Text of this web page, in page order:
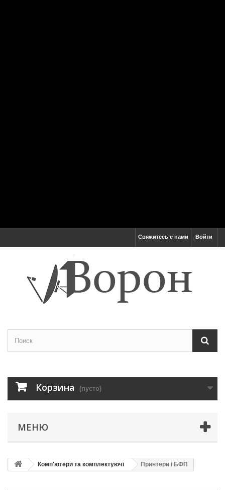
Войти
Свяжитесь с нами
Корзина (пусто)
МЕНЮ
Комп'ютери та комплектуючі Принтери і БФП